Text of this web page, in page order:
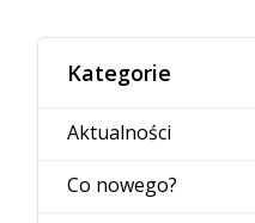
Kategorie
Aktualności
Co nowego?